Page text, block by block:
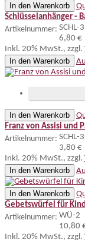
In den Warenkorb
Schlüsselanhänger -
Artikelnummer: SCHL-
6,80 €
Inkl. 20% MwSt., zzgl.
In den Warenkorb
In den Warenkorb
Franz von Assisi und
Artikelnummer: SCHL-
3,80 €
Inkl. 20% MwSt., zzgl.
In den Warenkorb
In den Warenkorb
Gebetswürfel für
Artikelnummer: WÜ-2
10,80
Inkl. 20% MwSt., zzgl.